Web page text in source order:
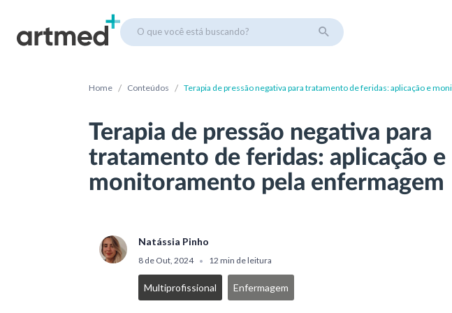
O que você está buscando?
Home / Conteúdos / Terapia de pressão negativa para tratamento de feridas: aplicação e
Terapia de pressão negativa para
tratamento de feridas: aplicação e
monitoramento pela enfermagem
Natássia Pinho
8 de Out, 2024 • 12 min de leitura
Multiprofissional Enfermagem